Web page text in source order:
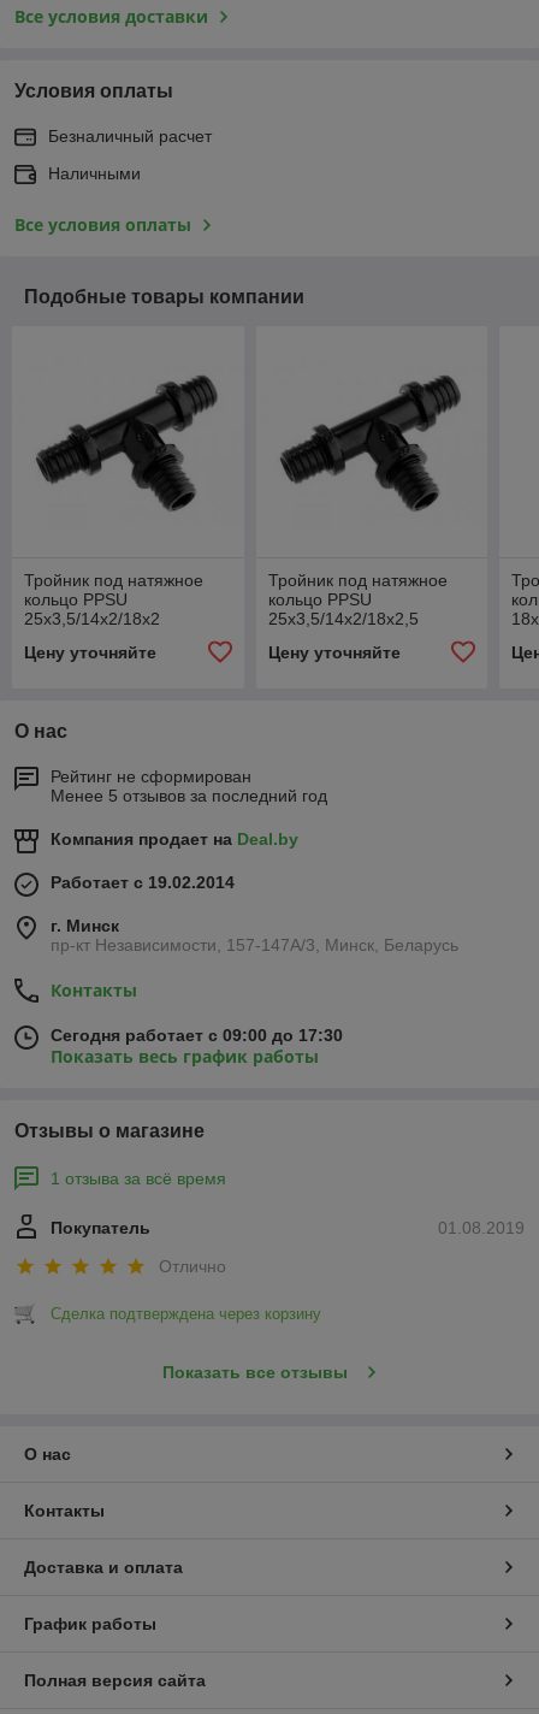
Все условия доставки
Условия оплаты
Безналичный расчет
Наличными
Все условия оплаты
Подобные товары компании
Тройник под натяжное
кольцо PPSU
25x3,5/14x2/18x2
Цену уточняйте
Тройник под натяжное
кольцо PPSU
25x3,5/14x2/18x2,5
Цену уточняйте
О нас
Рейтинг не сформирован
Менее 5 отзывов за последний год
Компания продает на Deal.by
Работает с 19.02.2014
г. Минск
пр-кт Независимости, 157-147А/3, Минск, Беларусь
Контакты
Сегодня работает с 09:00 до 17:30
Показать весь график работы
Отзывы о магазине
1 отзыва за всё время
01.08.2019
Покупатель
Отлично
Сделка подтверждена через корзину
Показать все отзывы
О нас
Контакты
Доставка и оплата
График работы
Полная версия сайта